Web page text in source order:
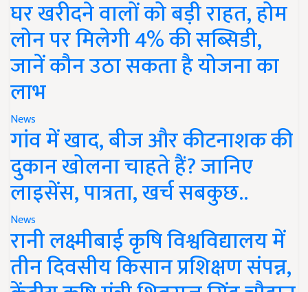
घर खरीदने वालों को बड़ी राहत, होम
लोन पर मिलेगी 4% की सब्सिडी,
जानें कौन उठा सकता है योजना का
लाभ
News
गांव में खाद, बीज और कीटनाशक की
दुकान खोलना चाहते हैं? जानिए
लाइसेंस, पात्रता, खर्च सबकुछ..
News
रानी लक्ष्मीबाई कृषि विश्वविद्यालय में
तीन दिवसीय किसान प्रशिक्षण संपन्न,